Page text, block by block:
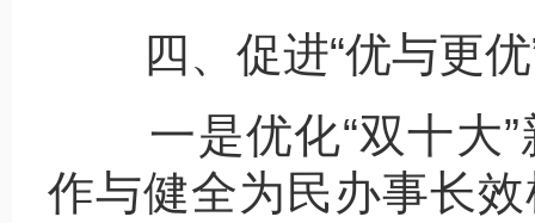
四、促进“优与更优
一是优化“双十大”
作与健全为民办事长